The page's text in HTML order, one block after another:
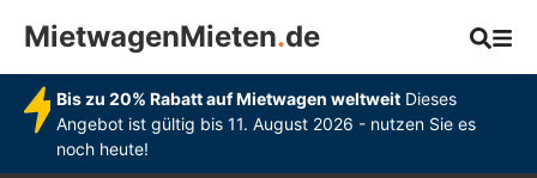
MietwagenMieten.de
Bis zu 20% Rabatt auf Mietwagen weltweitDieses
Angebot ist gültig bis 11. August 2026 - nutzen Sie es
noch heute!